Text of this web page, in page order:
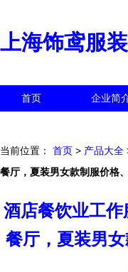
上海饰鸢服
首页 企业简
当前位置： 首页 > 产品大全
餐厅，夏装男女款制服价格
酒店餐饮业工
餐厅，夏装男